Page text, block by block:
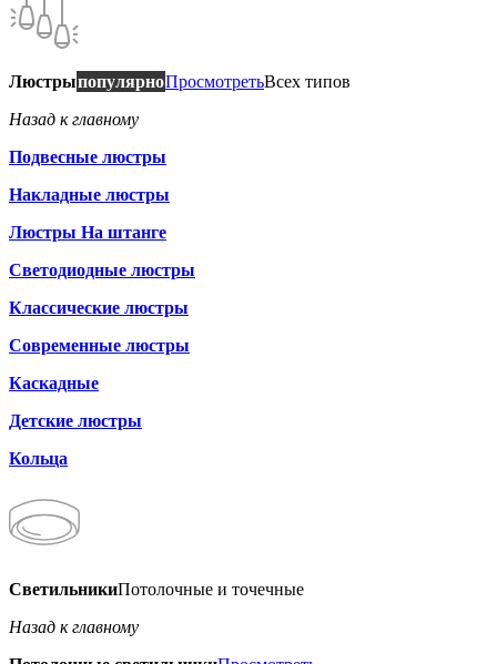
ЛюстрыпопулярноПросмотретьВсех типов
Назад к главному
Подвесные люстры
Накладные люстры
Люстры На штанге
Светодиодные люстры
Классические люстры
Современные люстры
Каскадные
Детские люстры
Кольца
СветильникиПотолочные и точечные
Назад к главному